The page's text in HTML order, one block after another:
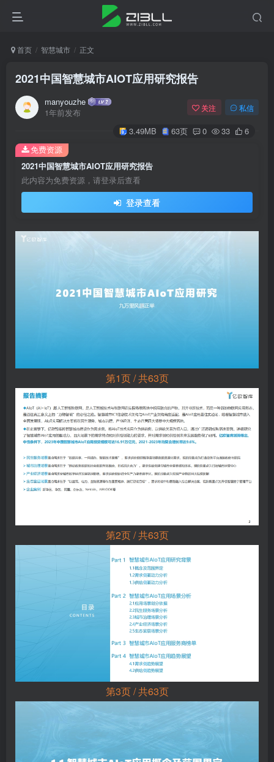
首页 智慧城市 正文
2021中国智慧城市AIOT应用研究报告
manyouzhe
1年前发布
关注 私信
3.49MB 63页 0 33 6
2021中国智慧城市AIOT应用研究报告
此内容为免费资源，请登录后查看
登录查看
免费资源
第1页 / 共63页
第2页 / 共63页
第3页 / 共63页